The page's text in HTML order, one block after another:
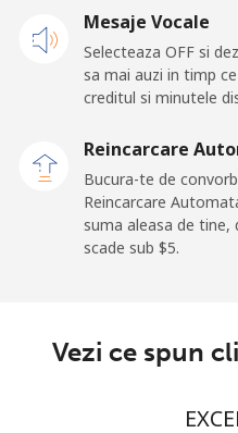
fix
⁦45.5¢⁩
⁦48.9¢⁩
New Zealand
⁦2.6¢⁩
Mesaje Vocale
Selecteaza OFF si
sa mai auzi in timp
creditul si minutele
Reincarcare
Bucura-te de
Reincarcare
suma aleasa de tine,
scade sub ⁦$5⁩.
Vezi ce spun